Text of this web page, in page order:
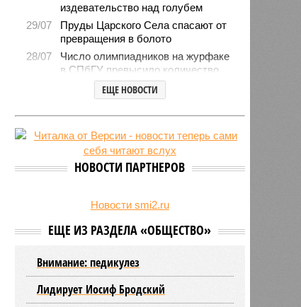
издевательство над голубем
29/07
Пруды Царского Села спасают от
превращения в болото
28/07
Число олимпиадников на журфаке
в СПбГУ превысило количество
бюджетных мест
Рейды против подростков-
неформалов проведут в городе на
Оплатить проезд в наземном
транспорте Петербурга можно
будет по геолокации
отключения горячей воды в
ЕЩЕ НОВОСТИ
НОВОСТИ ПАРТНЕРОВ
Новости smi2.ru
ЕЩЕ ИЗ РАЗДЕЛА «ОБЩЕСТВО»
Внимание: педикулез
Лидирует Иосиф Бродский